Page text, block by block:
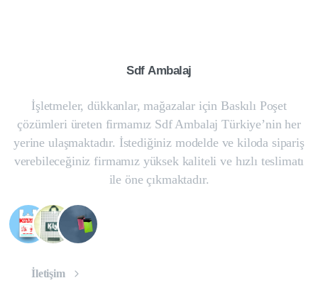
Sdf Ambalaj
İşletmeler, dükkanlar, mağazalar için Baskılı Poşet
çözümleri üreten firmamız Sdf Ambalaj Türkiye’nin her
yerine ulaşmaktadır. İstediğiniz modelde ve kiloda sipariş
verebileceğiniz firmamız yüksek kaliteli ve hızlı teslimatı
ile öne çıkmaktadır.
İletişim